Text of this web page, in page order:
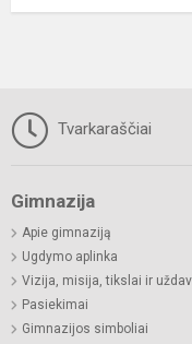
Tvarkaraščiai
Gimnazija
Apie gimnaziją
Ugdymo aplinka
Vizija, misija, tikslai ir
Pasiekimai
Gimnazijos simboliai